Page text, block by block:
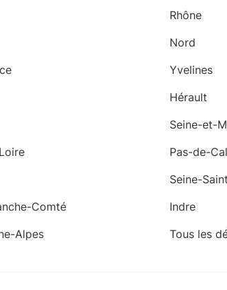
Comté
Alpes
Rhône
Nord
Yvelines
Hérault
Seine-et-
Pas-de-
Seine-
Indre
Tous les